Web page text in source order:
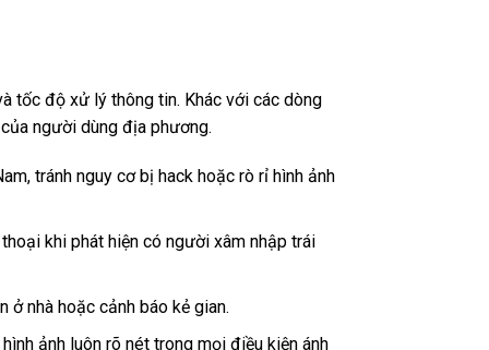
tốc độ xử lý thông tin. Khác với các dòng
người dùng địa phương.
tránh nguy cơ bị hack hoặc rò rỉ hình ảnh
khi phát hiện có người xâm nhập trái
nhà hoặc cảnh báo kẻ gian.
ảnh luôn rõ nét trong mọi điều kiện ánh